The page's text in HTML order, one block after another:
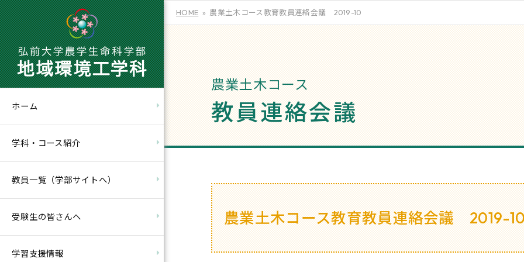
ホーム
学科・コース紹介
教員一覧（学部サイトへ）
受験生の皆さんへ
学習支援情報
HOME 農業土木コース教育教員連絡会議 2019-10
農業土木コース
教員連絡会議
農業土木コース教育教員連絡会議 2019-